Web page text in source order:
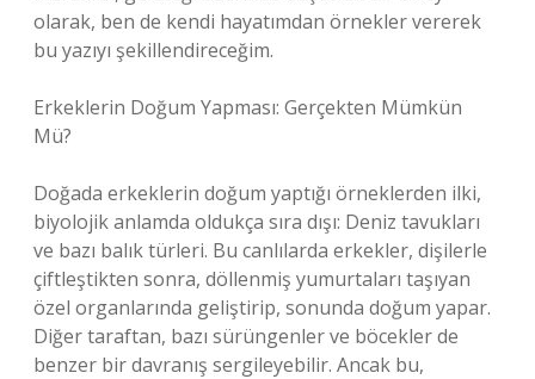
olarak, ben de kendi hayatımdan örnekler vererek
bu yazıyı şekillendireceğim.
Erkeklerin Doğum Yapması: Gerçekten Mümkün
Mü?
Doğada erkeklerin doğum yaptığı örneklerden ilki,
biyolojik anlamda oldukça sıra dışı: Deniz tavukları
ve bazı balık türleri. Bu canlılarda erkekler, dişilerle
çiftleştikten sonra, döllenmiş yumurtaları taşıyan
özel organlarında geliştirip, sonunda doğum yapar.
Diğer taraftan, bazı sürüngenler ve böcekler de
benzer bir davranış sergileyebilir. Ancak bu,